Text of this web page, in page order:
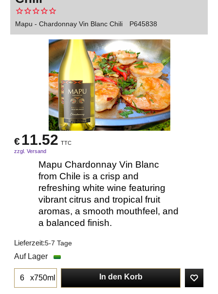
Mapu - Chardonnay Vin Blanc Chili P645838
€11.52 TTC
zzgl. Versand
Mapu Chardonnay Vin Blanc
from Chile is a crisp and
refreshing white wine featuring
vibrant citrus and tropical fruit
aromas, a smooth mouthfeel, and
a balanced finish.
Lieferzeit:5-7 Tage
Auf Lager
x750ml In den Korb